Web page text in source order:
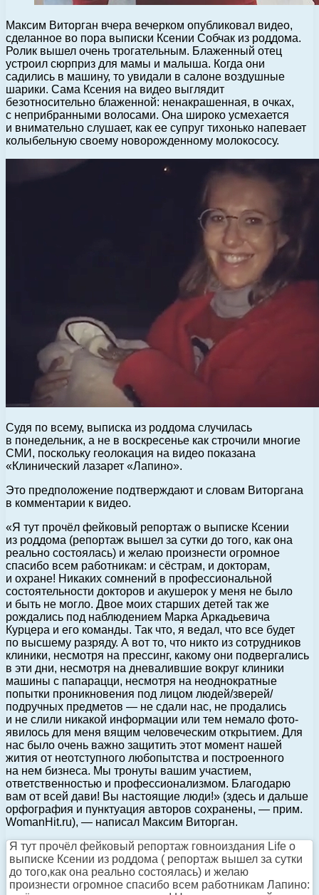
Максим Виторган вчера вечерком опубликовал видео,
сделанное во пора выписки Ксении Собчак из роддома.
Ролик вышел очень трогательным. Блаженный отец
устроил сюрприз для мамы и малыша. Когда они
садились в машину, то увидали в салоне воздушные
шарики. Сама Ксения на видео выглядит
безотносительно блаженной: ненакрашенная, в очках,
с неприбранными волосами. Она широко усмехается
и внимательно слушает, как ее супруг тихонько напевает
колыбельную своему новорожденному молокососу.
Судя по всему, выписка из роддома случилась
в понедельник, а не в воскресенье как строчили многие
СМИ, поскольку геолокация на видео показана
«Клинический лазарет «Лапино».
Это предположение подтверждают и словам Виторгана
в комментарии к видео.
«Я тут прочёл фейковый репортаж о выписке Ксении
из роддома (репортаж вышел за сутки до того, как она
реально состоялась) и желаю произнести огромное
спасибо всем работникам: и сёстрам, и докторам,
и охране! Никаких сомнений в профессиональной
состоятельности докторов и акушерок у меня не было
и быть не могло. Двое моих старших детей так же
рождались под наблюдением Марка Аркадьевича
Курцера и его команды. Так что, я ведал, что все будет
по высшему разряду. А вот то, что никто из сотрудников
клиники, несмотря на прессинг, какому они подвергались
в эти дни, несмотря на дневалившие вокруг клиники
машины с папарацци, несмотря на неоднократные
попытки проникновения под лицом людей/зверей/
подручных предметов — не сдали нас, не продались
и не слили никакой информации или тем немало фото-
явилось для меня вящим человеческим открытием. Для
нас было очень важно защитить этот момент нашей
жития от неотступного любопытства и построенного
на нем бизнеса. Мы тронуты вашим участием,
ответственностью и профессионализмом. Благодарю
вам от всей дави! Вы настоящие люди!» (здесь и дальше
орфография и пунктуация авторов сохранены, — прим.
WomanHit.ru), — написал Максим Виторган.
Я тут прочёл фейковый репортаж говноиздания Life о
выписке Ксении из роддома ( репортаж вышел за сутки
до того,как она реально состоялась) и желаю
произнести огромное спасибо всем работникам Лапино: